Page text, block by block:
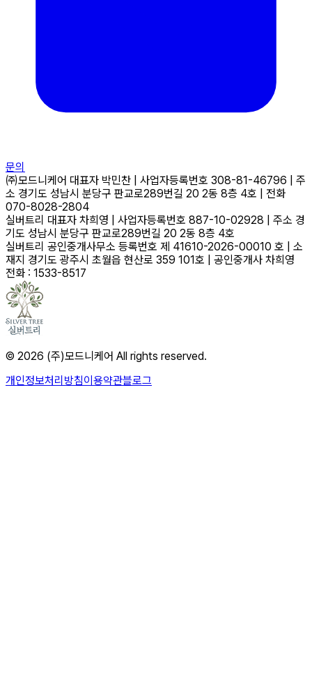
문의
㈜모드니케어 대표자 박민찬 사업자등록번호 308-81-46796
주
소 경기도 성남시 분당구 판교로289번길 20 2동 8층 4호
전화
070-8028-2804
실버트리 대표자 차희영 사업자등록번호 887-10-02928 주소 경
기도 성남시 분당구 판교로289번길 20 2동 8층 4호
실버트리 공인중개사무소 등록번호 제 41610-2026-00010 호
소
재지 경기도 광주시 초월읍 현산로 359 101호 공인중개사 차희영
전화 : 1533-8517
© 2026 (주)모드니케어 All rights reserved.
개인정보처리방침이용약관블로그